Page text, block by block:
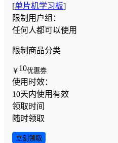
[单片机学习板]
限制用户组：
任何人都可以使用
限制商品分类
￥ 10优惠劵
使用时效：
10天内使用有效
领取时间
随时领取
立刻领取